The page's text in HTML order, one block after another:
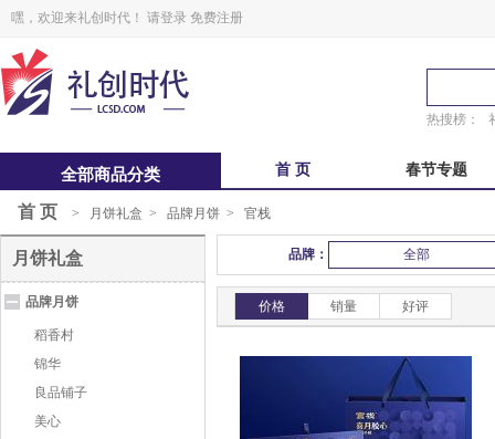
嘿，欢迎来礼创时代！ 请登录 免费注册
热搜榜：
全部商品分类 首 页 春节专题
中秋福卡
锋味 粽子礼盒
鲜品屋 真真老老
首 页 > 月饼礼盒 > 品牌月饼 > 官栈
品牌： 全部
价格 销量 好评
月饼礼盒
品牌月饼
稻香村
锦华
良品铺子
美心